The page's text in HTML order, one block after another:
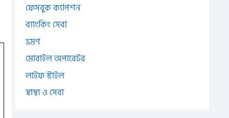
ফেসবুক ক্যাপশন
ব্যাংকিং সেবা
ভ্রমণ
মোবাইল অপারেটর
লাইফ স্টাইল
স্বাস্থ্য ও সেবা